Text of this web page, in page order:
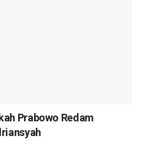
Prabowo Redam